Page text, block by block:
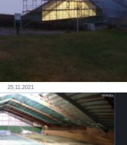
25.11.2021